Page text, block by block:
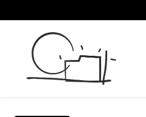
al
contenido